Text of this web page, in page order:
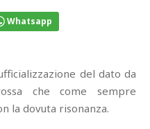
Whatsapp
del dato da
che come sempre
la dovuta risonanza.